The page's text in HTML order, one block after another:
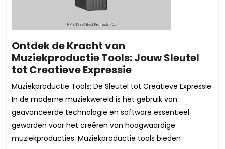
Ontdek de Kracht van
Muziekproductie Tools: Jouw Sleutel
tot Creatieve ExpressieOntdek
de
Kracht
van
Muziekproductie
Tools:
Jouw
Muziekproductie Tools: De Sleutel tot Creatieve Expressie
In de moderne muziekwereld is het gebruik van
geavanceerde technologie en software essentieel
geworden voor het creëren van hoogwaardige
muziekproducties. Muziekproductie tools bieden